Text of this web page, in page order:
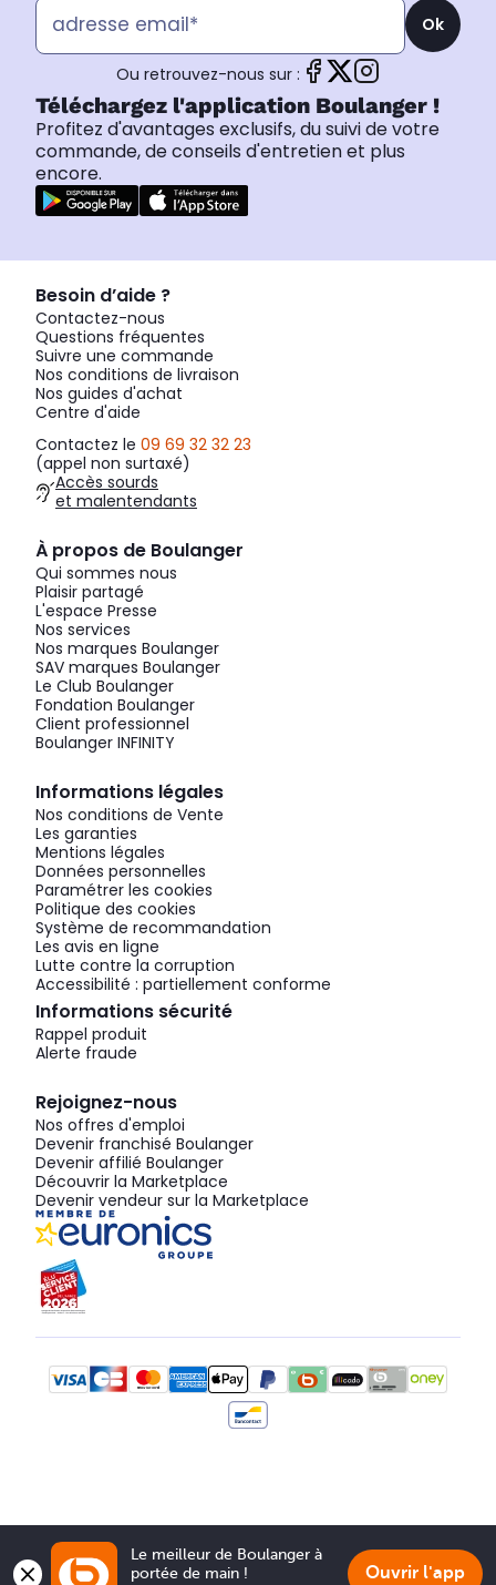
Ok
Ou retrouvez-nous sur :
Téléchargez l'application Boulanger !
Profitez d'avantages exclusifs, du suivi de votre
commande, de conseils d'entretien et plus
encore.
Besoin d’aide ?
Contactez-nous
Questions fréquentes
Suivre une commande
Nos conditions de livraison
Nos guides d'achat
Centre d'aide
Contactez le 09 69 32 32 23
(appel non surtaxé)
Accès sourds
et malentendants
À propos de Boulanger
Qui sommes nous
Plaisir partagé
L'espace Presse
Nos services
Nos marques Boulanger
SAV marques Boulanger
Le Club Boulanger
Fondation Boulanger
Client professionnel
Boulanger INFINITY
Informations légales
Nos conditions de Vente
Les garanties
Mentions légales
Données personnelles
Paramétrer les cookies
Politique des cookies
Système de recommandation
Les avis en ligne
Lutte contre la corruption
Accessibilité : partiellement conforme
Informations sécurité
Rappel produit
Alerte fraude
Rejoignez-nous
Nos offres d'emploi
Devenir franchisé Boulanger
Devenir affilié Boulanger
Découvrir la Marketplace
Devenir vendeur sur la Marketplace
Le meilleur de Boulanger à
portée de main !
Ouvrir l'app